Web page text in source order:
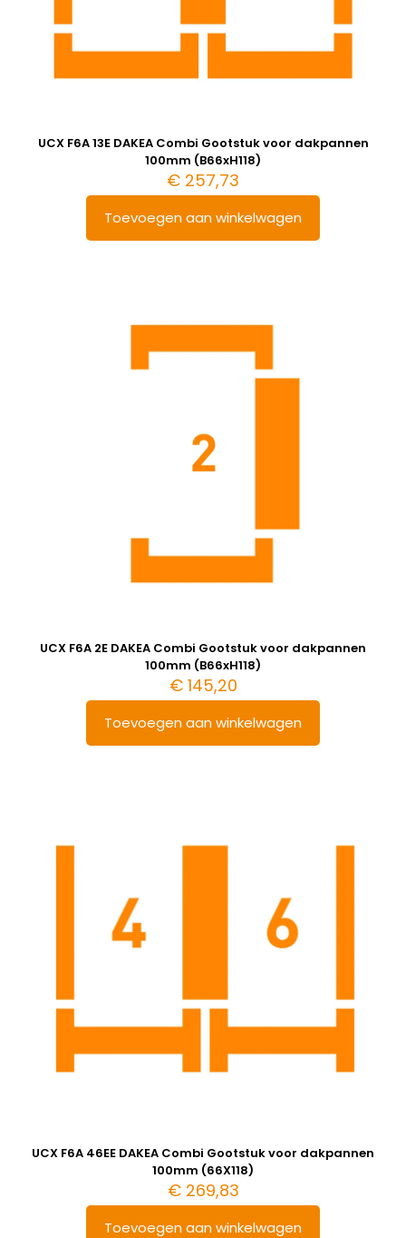
UCX F6A 13E DAKEA Combi Gootstuk voor dakpannen
100mm (B66xH118)
€ 257,73
Toevoegen aan winkelwagen
UCX F6A 2E DAKEA Combi Gootstuk voor dakpannen
100mm (B66xH118)
€145,20
Toevoegen aan winkelwagen
UCX F6A 46EE DAKEA Combi Gootstuk voor dakpannen
100mm (66X118)
€269,83
Toevoegen aan winkelwagen